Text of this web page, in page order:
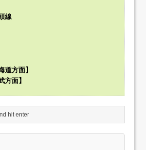
線
道方面】
方面】